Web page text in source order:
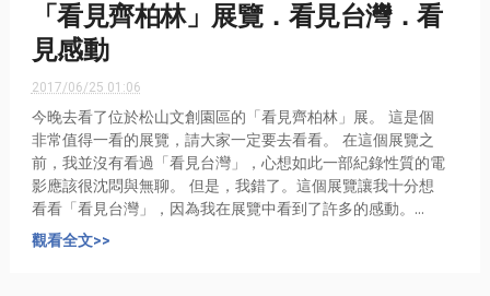
「看見齊柏林」展覽．看見台灣．看
見感動
2017/06/25 01:06
今晚去看了位於松山文創園區的「看見齊柏林」展。 這是個
非常值得一看的展覽，請大家一定要去看看。 在這個展覽之
前，我並沒有看過「看見台灣」，心想如此一部紀錄性質的電
影應該很沈悶與無聊。 但是，我錯了。這個展覽讓我十分想
看看「看見台灣」，因為我在展覽中看到了許多的感動。...
觀看全文>>